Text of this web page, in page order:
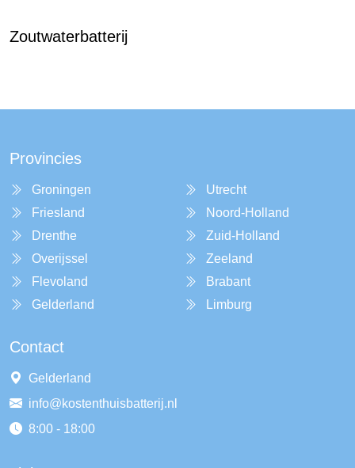
Zoutwaterbatterij
Provincies
Groningen
Friesland
Drenthe
Overijssel
Flevoland
Gelderland
Utrecht
Noord-Holland
Zuid-Holland
Zeeland
Brabant
Limburg
Contact
Gelderland
info@kostenthuisbatterij.nl
8:00 - 18:00